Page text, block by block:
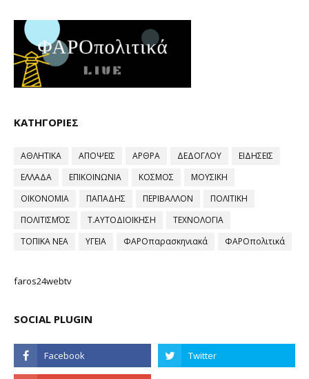
ΚΑΤΗΓΟΡΙΕΣ
ΑΘΛΗΤΙΚΑ ΑΠΟΨΕΙΣ ΑΡΘΡΑ ΔΕΔΟΓΛΟΥ
ΕΙΔΗΣΕΙΣ
ΕΛΛΑΔΑ
ΕΠΙΚΟΙΝΩΝΙΑ ΚΟΣΜΟΣ
ΜΟΥΣΙΚΗ
ΟΙΚΟΝΟΜΙΑ
ΠΑΠΑΔΗΣ ΠΕΡΙΒΑΛΛΟΝ
ΠΟΛΙΤΙΚΗ
ΠΟΛΙΤΙΣΜΌΣ
Τ.ΑΥΤΟΔΙΟΙΚΗΣΗ
ΤΕΧΝΟΛΟΓΙΑ
ΤΟΠΙΚΑ ΝΕΑ
ΥΓΕΙΑ ΦΑΡΟπαρασκηνιακά ΦΑΡΟπολιτικά
faros24webtv
SOCIAL PLUGIN